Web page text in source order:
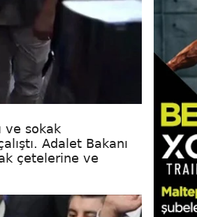
ve sokak
Adalet Bakanı
çetelerine ve